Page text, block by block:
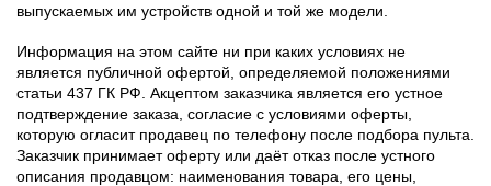
выпускаемых им устройств одной и той же модели.
Информация на этом сайте ни при каких условиях не
является публичной офертой, определяемой положениями
статьи 437 ГК РФ. Акцептом заказчика является его устное
подтверждение заказа, согласие с условиями оферты,
которую огласит продавец по телефону после подбора пульта.
Заказчик принимает оферту или даёт отказ после устного
описания продавцом: наименования товара, его цены,